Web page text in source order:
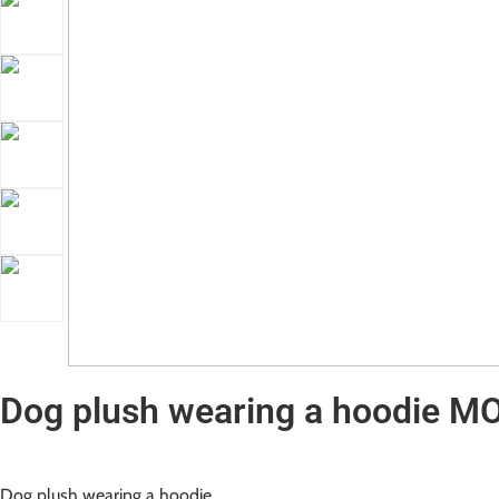
Dog plush wearing a hoodie